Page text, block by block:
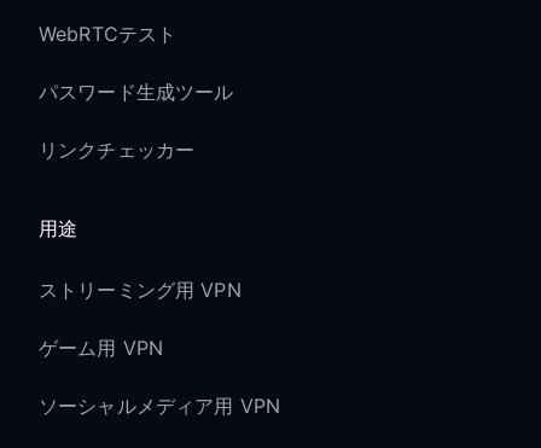
WebRTCテスト
パスワード生成ツール
リンクチェッカー
用途
ストリーミング用 VPN
ゲーム用 VPN
ソーシャルメディア用 VPN